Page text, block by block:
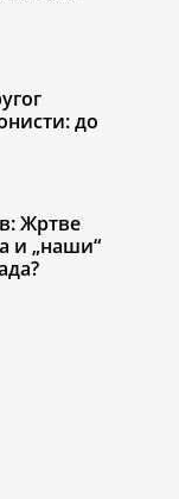
до
Жртве
и „наши“